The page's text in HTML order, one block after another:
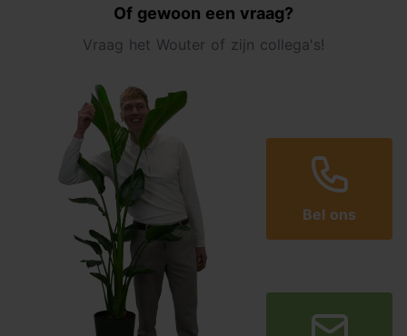
Of gewoon een vraag?
Vraag het Wouter of zijn collega's!
Bel ons